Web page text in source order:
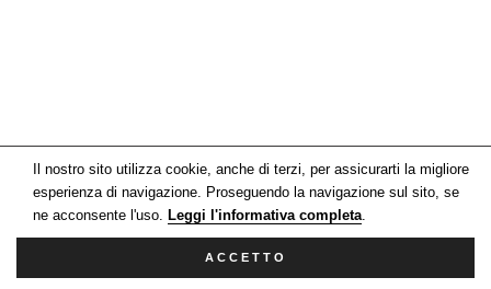
Il nostro sito utilizza cookie, anche di terzi, per assicurarti la migliore
esperienza di navigazione. Proseguendo la navigazione sul sito, se
ne acconsente l'uso. Leggi l'informativa completa.
ACCETTO